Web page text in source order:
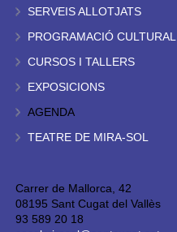
SERVEIS ALLOTJATS
PROGRAMACIÓ CULTURAL
CURSOS I TALLERS
EXPOSICIONS
AGENDA
TEATRE DE MIRA-SOL
Carrer de Mallorca, 42
08195 Sant Cugat del Vallès
93 589 20 18